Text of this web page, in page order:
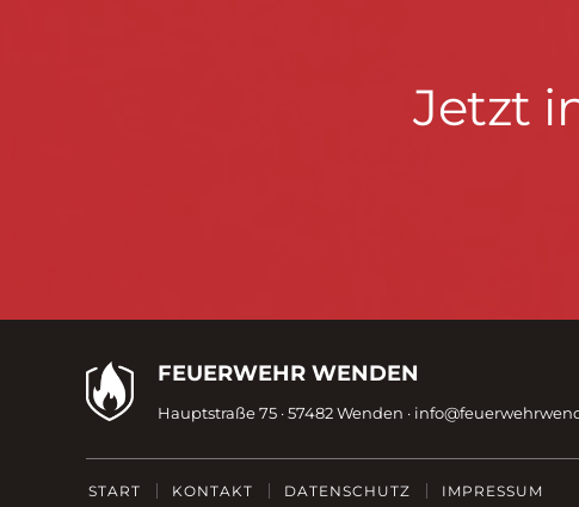
Jetzt
Kontaktdaten
Fußzeile
FEUERWEHR WENDEN
Hauptstraße 75 · 57482 Wenden ·
START KONTAKT DATENSCHUTZ IMPRESSUM